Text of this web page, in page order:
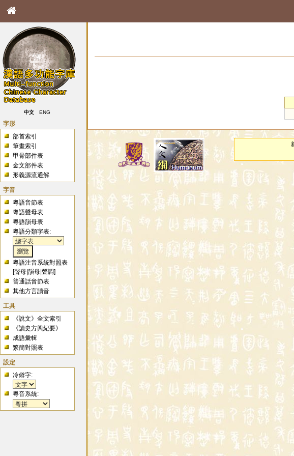
中文 ENG
字形
部首索引
筆畫索引
甲骨部件表
金文部件表
形義源流通解
字音
粵語音節表
粵語聲母表
粵語韻母表
粵語分類字表:
粵語注音系統對照表
[聲母 |韻母 |聲調]
普通話音節表
其他方言讀音
工具
《說文》全文索引
《讀史方輿紀要》
成語彙輯
繁簡對照表
設定
冷僻字:
粵音系統: